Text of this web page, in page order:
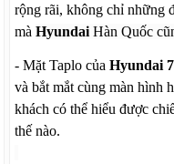
rộng rãi, không chỉ những
màHyundai Hàn Quốc
- MặtTaplo của Hyundai
và bắt mắt cùng màn hình
khách có thể hiểu được
thế nào.